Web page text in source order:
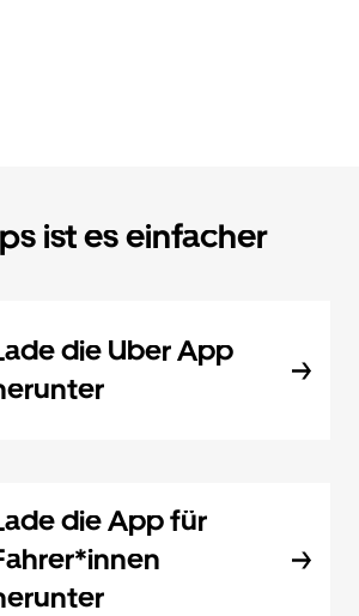
ist es einfacher
die Uber App
die App für